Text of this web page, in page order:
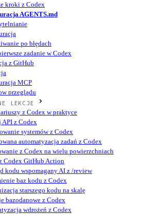
kroki z Codex
AGENTS.md
po błędach
zadanie w Codex
z GitHub
MCP
przeglądu
LEKCJE
z Codex w praktyce
API z Codex
systemów z Codex
automatyzacja zadań z Codex
z Codex na wielu powierzchniach
Codex GitHub Action
kodu wspomagany AI z /review
baz kodu z Codex
starszego kodu na skalę
bazodanowe z Codex
wdrożeń z Codex